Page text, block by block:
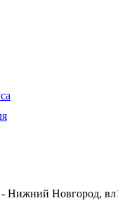
- Нижний Новгород,